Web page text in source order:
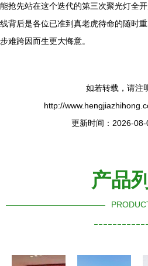
能抢先站在这个迭代的第三次聚光灯全
线背后是各位已准到真老虎待命的随时
步难跨因而生更大悔意。
如若转载，请注
http://
更新时间：2026-
产品